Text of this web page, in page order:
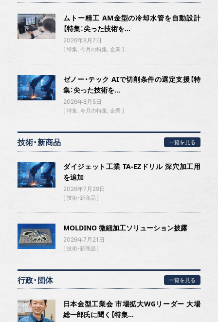
ムトー精工 AM金型の冷却水管を自動設計
【特集：尖った技術を...
2026年8月7日
特集 今月の特集 企業
ゼノー・テック AIで切削条件の選定支援【特
集：尖った技術を...
2026年8月5日
特集 今月の特集 企業
技術・新商品 一覧を見る
ダイジェット工業 TA-EZドリル 深穴加工用
を追加
2026年7月29日
技術・新商品
MOLDINO 微細加工ソリューション披露
2026年7月21日
技術・新商品
行政・団体 一覧を見る
日本金型工業会 市場拡大WGリーダー 大場
総一郎氏に聞く【特集...